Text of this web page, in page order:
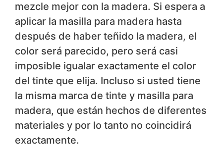
mezcle mejor con la madera. Si espera a
aplicar la masilla para madera hasta
después de haber teñido la madera, el
color será parecido, pero será casi
imposible igualar exactamente el color
del tinte que elija. Incluso si usted tiene
la misma marca de tinte y masilla para
madera, que están hechos de diferentes
materiales y por lo tanto no coincidirá
exactamente.